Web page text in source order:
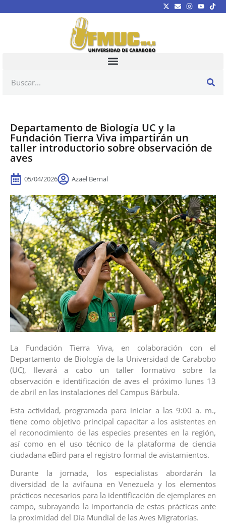
Departamento de Biología UC y la
Fundación Tierra Viva impartirán un
taller introductorio sobre observación de
aves
05/04/2026 Azael Bernal
La Fundación Tierra Viva, en colaboración con el
Departamento de Biología de la Universidad de Carabobo
(UC), llevará a cabo un taller formativo sobre la
observación e identificación de aves el próximo lunes 13
de abril en las instalaciones del Campus Bárbula.
Esta actividad, programada para iniciar a las 9:00 a. m.,
tiene como objetivo principal capacitar a los asistentes en
el reconocimiento de las especies presentes en la región,
así como en el uso técnico de la plataforma de ciencia
ciudadana eBird para el registro formal de avistamientos.
Durante la jornada, los especialistas abordarán la
diversidad de la avifauna en Venezuela y los elementos
prácticos necesarios para la identificación de ejemplares en
campo, subrayando la importancia de estas prácticas ante
la proximidad del Día Mundial de las Aves Migratorias.